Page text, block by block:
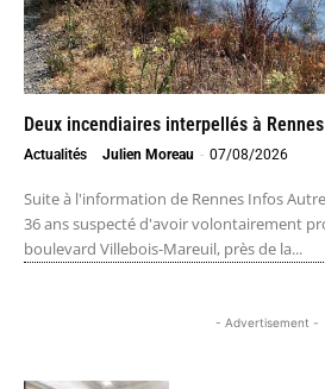
Deux incendiaires interpellés à Rennes
Actualités Julien Moreau - 07/08/2026
Suite à l'information de Rennes Infos
36 ans suspecté d'avoir volontairement
boulevard Villebois-Mareuil, près de la...
- Advertisement -